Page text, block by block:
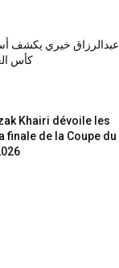
عبدالرزاق خيري يكشف
كأس
Khairi dévoile les
finale de la Coupe du